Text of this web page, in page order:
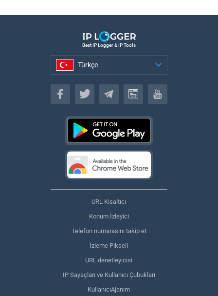
Best IP Logger & IP Tools
Türkçe
Türkçe
URL Kısaltıcı
Konum İzleyici
Telefon numarasını takip et
İzleme Pikseli
URL denetleyicisi
IP Sayaçları ve Kullanıcı Çubukları
KullanıcıAjanım